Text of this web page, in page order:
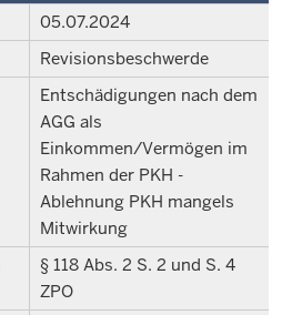
05.07.2024
Revisionsbeschwerde
Entschädigungen nach dem
AGG als
Einkommen/Vermögen im
Rahmen der PKH -
Ablehnung PKH mangels
Mitwirkung
§ 118 Abs. 2 S. 2 und S. 4
ZPO